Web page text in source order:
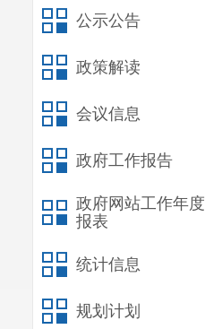
公示公告
政策解读
会议信息
政府工作报告
政府网站工作年度
报表
统计信息
规划计划